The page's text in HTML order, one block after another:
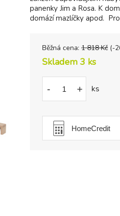
panenky Jim a Rosa. K
domází mazlíčky apod.
Běžná cena: 1 818 Kč (-
Skladem 3 ks
- + ks
HomeCredit